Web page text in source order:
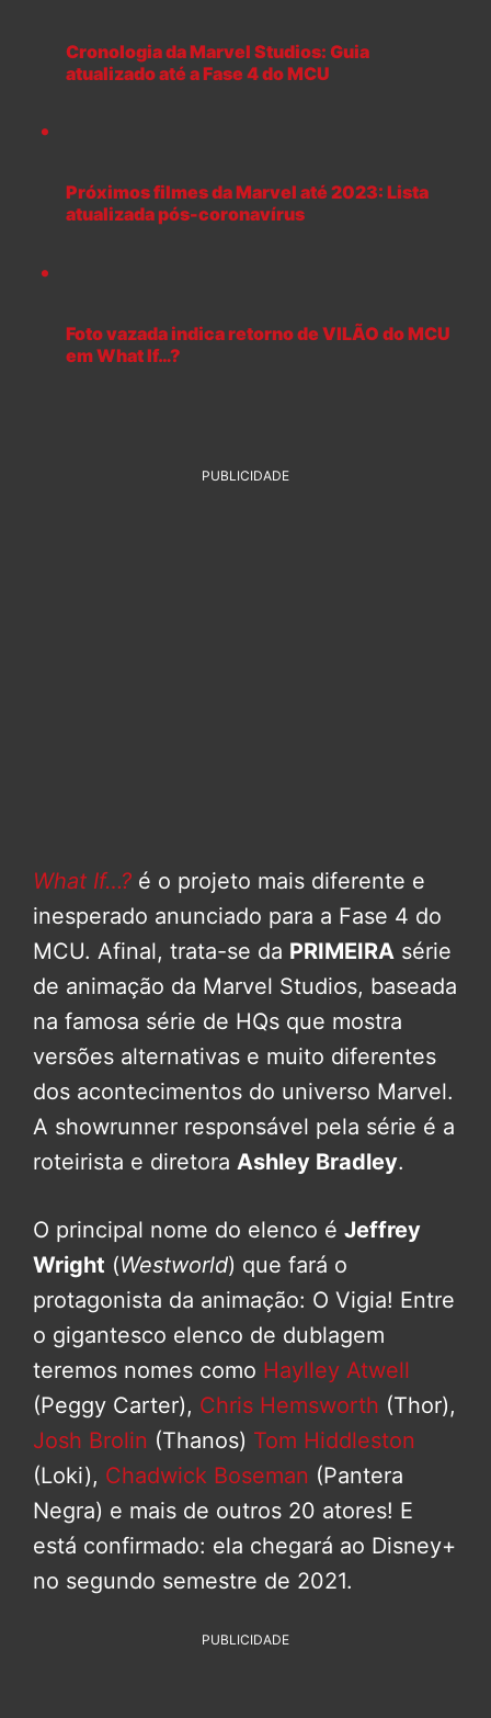
Cronologia da Marvel Studios: Guia
atualizado até a Fase 4 do MCU
Próximos filmes da Marvel até 2023: Lista
atualizada pós-coronavírus
Foto vazada indica retorno de VILÃO do MCU
em What If…?
PUBLICIDADE
What If…? é o projeto mais diferente e
inesperado anunciado para a Fase 4 do
MCU. Afinal, trata-se da PRIMEIRA série
de animação da Marvel Studios, baseada
na famosa série de HQs que mostra
versões alternativas e muito diferentes
dos acontecimentos do universo Marvel.
A showrunner responsável pela série é a
roteirista e diretora Ashley Bradley.
O principal nome do elenco é Jeffrey
Wright (Westworld) que fará o
protagonista da animação: O Vigia! Entre
o gigantesco elenco de dublagem
teremos nomes como Haylley Atwell
(Peggy Carter), Chris Hemsworth (Thor),
Josh Brolin (Thanos) Tom Hiddleston
(Loki), Chadwick Boseman (Pantera
Negra) e mais de outros 20 atores! E
está confirmado: ela chegará ao Disney+
no segundo semestre de 2021.
PUBLICIDADE